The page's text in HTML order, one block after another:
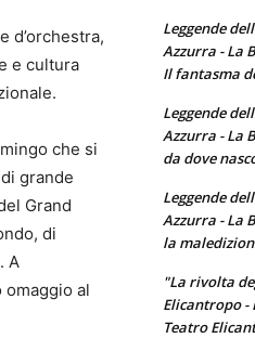
d’orchestra,
e cultura
che si
grande
Grand
di
A
al
Leggende
Azzurra - La
Il fantasma
Leggende
Azzurra - La
da dove
Leggende
Azzurra - La
la
"La rivolta
Elicantropo -
Teatro